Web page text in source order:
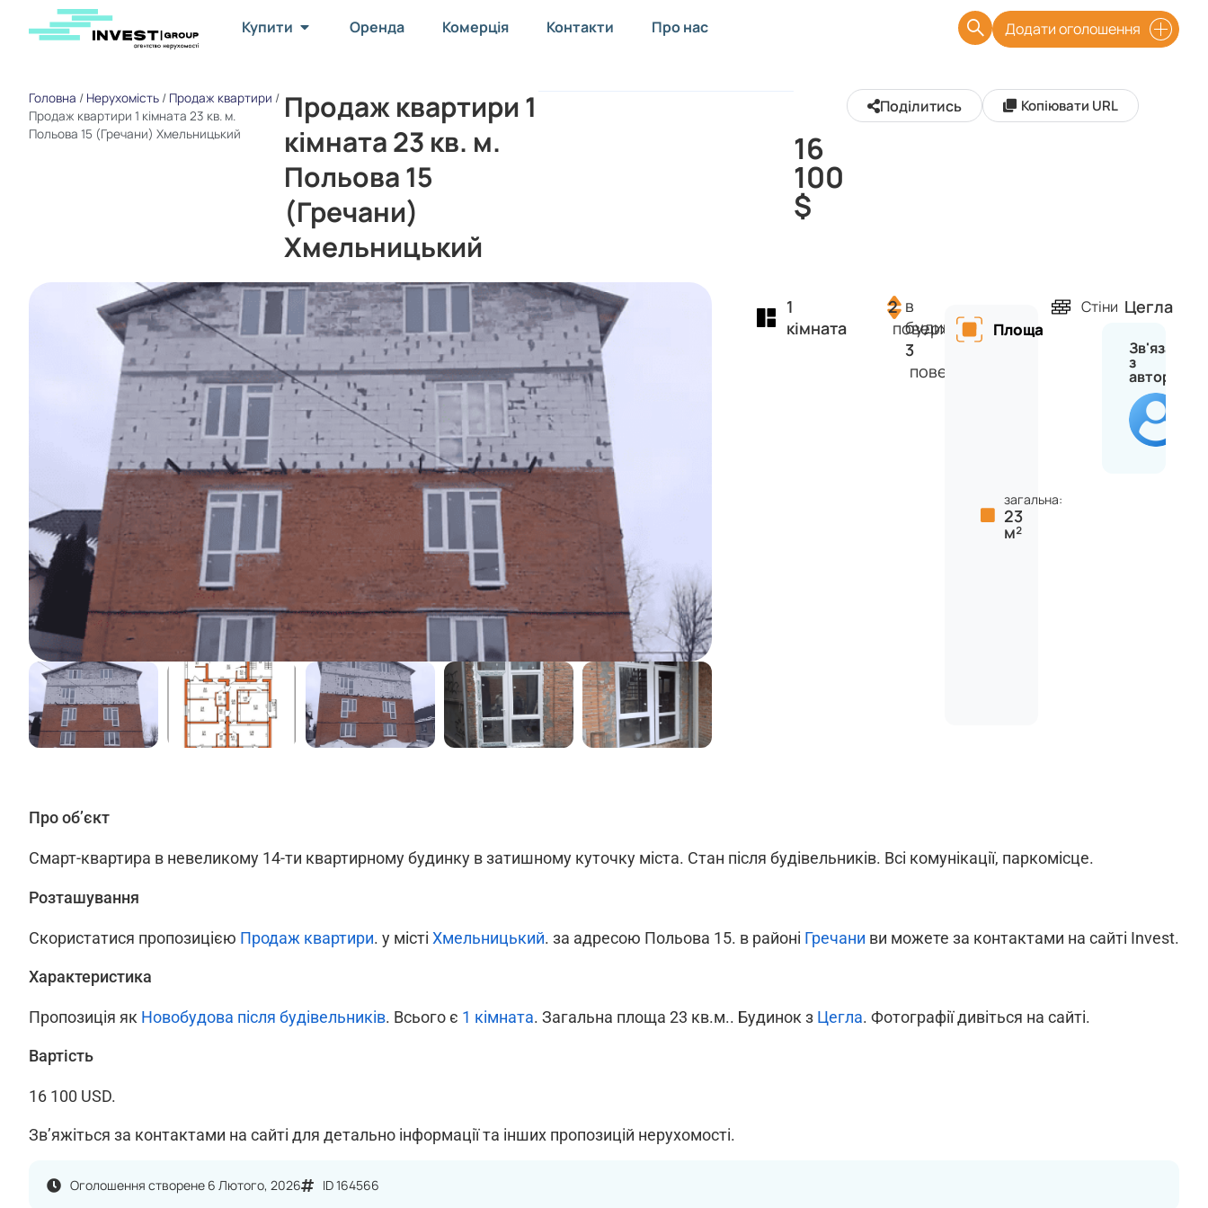
Купити Оренда Комерція Контакти Про нас Додати оголошення
Головна / Нерухомість / Продаж квартири /
Продаж квартири 1 кімната 23 кв. м.
Польова 15 (Гречани) Хмельницький
Продаж квартири 1
кімната 23 кв. м.
Польова 15
(Гречани)
Хмельницький
16
100
$
Поділитись Копіювати URL
1
кімната
2
поверх
в
будинку
3
поверхів
Площа
загальна:
23
м²
Стіни Цегла
Зв'язатися
з
автором
Про об’єкт
Смарт-квартира в невеликому 14-ти квартирному будинку в затишному куточку міста. Стан після будівельників. Всі комунікації, паркомісце.
Розташування
Скористатися пропозицією Продаж квартири. у місті Хмельницький. за адресою Польова 15. в районі Гречани ви можете за контактами на сайті Invest.
Характеристика
Пропозиція як Новобудова після будівельників. Всього є 1 кімната. Загальна площа 23 кв.м.. Будинок з Цегла. Фотографії дивіться на сайті.
Вартість
16 100 USD.
Зв’яжіться за контактами на сайті для детально інформації та інших пропозицій нерухомості.
Оголошення створене 6 Лютого, 2026 ID 164566